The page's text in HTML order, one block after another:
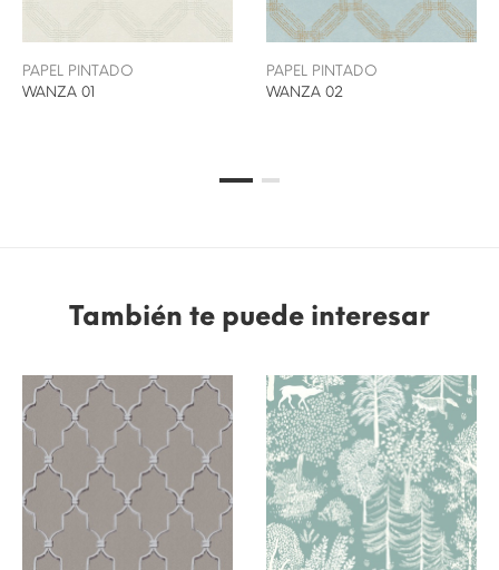
PAPEL PINTADO
WANZA 01
PAPEL PINTADO
WANZA 02
También te puede interesar